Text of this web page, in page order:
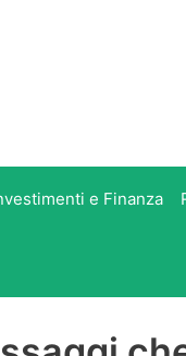
e Finanza